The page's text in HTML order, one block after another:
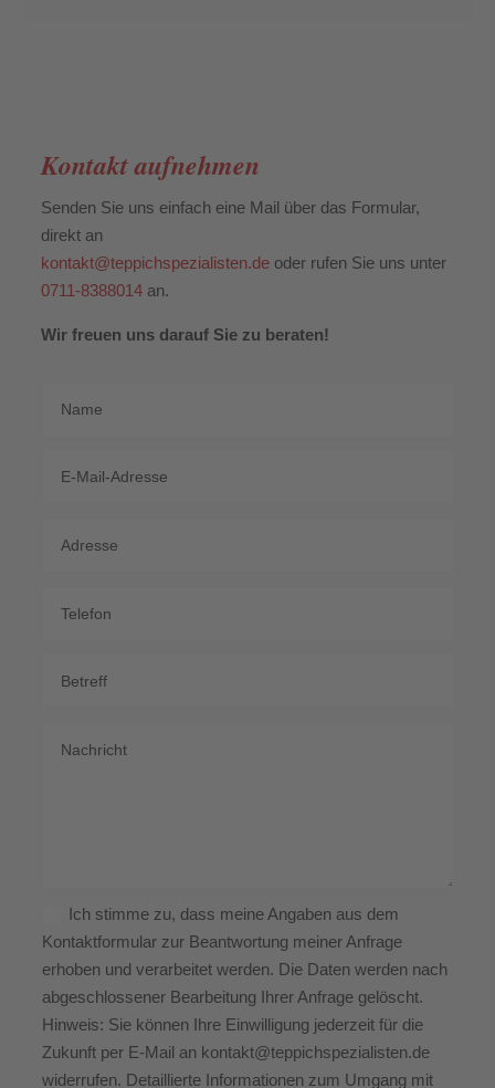
Kontakt aufnehmen
Senden Sie uns einfach eine Mail über das Formular,
direkt an
kontakt@teppichspezialisten.de oder rufen Sie uns unter
0711-8388014 an.
Wir freuen uns darauf Sie zu beraten!
Ich stimme zu, dass meine Angaben aus dem
Kontaktformular zur Beantwortung meiner Anfrage
erhoben und verarbeitet werden. Die Daten werden nach
abgeschlossener Bearbeitung Ihrer Anfrage gelöscht.
Hinweis: Sie können Ihre Einwilligung jederzeit für die
Zukunft per E-Mail an kontakt@teppichspezialisten.de
widerrufen. Detaillierte Informationen zum Umgang mit